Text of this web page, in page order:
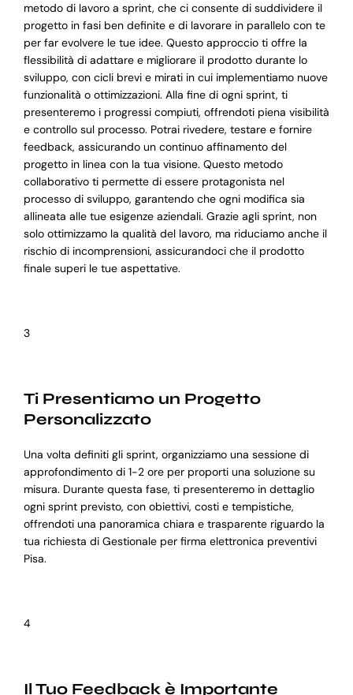
metodo di lavoro a sprint, che ci consente di suddividere il
progetto in fasi ben definite e di lavorare in parallelo con te
per far evolvere le tue idee. Questo approccio ti offre la
flessibilità di adattare e migliorare il prodotto durante lo
sviluppo, con cicli brevi e mirati in cui implementiamo nuove
funzionalità o ottimizzazioni. Alla fine di ogni sprint, ti
presenteremo i progressi compiuti, offrendoti piena visibilità
e controllo sul processo. Potrai rivedere, testare e fornire
feedback, assicurando un continuo affinamento del
progetto in linea con la tua visione. Questo metodo
collaborativo ti permette di essere protagonista nel
processo di sviluppo, garantendo che ogni modifica sia
allineata alle tue esigenze aziendali. Grazie agli sprint, non
solo ottimizzamo la qualità del lavoro, ma riduciamo anche il
rischio di incomprensioni, assicurandoci che il prodotto
finale superi le tue aspettative.
3
Ti Presentiamo un Progetto
Personalizzato
Una volta definiti gli sprint, organizziamo una sessione di
approfondimento di 1-2 ore per proporti una soluzione su
misura. Durante questa fase, ti presenteremo in dettaglio
ogni sprint previsto, con obiettivi, costi e tempistiche,
offrendoti una panoramica chiara e trasparente riguardo la
tua richiesta di Gestionale per firma elettronica preventivi
Pisa.
4
Il Tuo Feedback è Importante